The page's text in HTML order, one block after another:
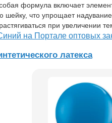
формула включает
что упрощает
при увеличении
на Портале оптовых
латекса